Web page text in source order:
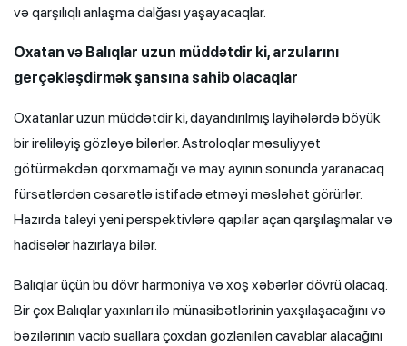
və qarşılıqlı anlaşma dalğası yaşayacaqlar.
Oxatan və Balıqlar uzun müddətdir ki, arzularını
gerçəkləşdirmək şansına sahib olacaqlar
Oxatanlar uzun müddətdir ki, dayandırılmış layihələrdə böyük
bir irəliləyiş gözləyə bilərlər. Astroloqlar məsuliyyət
götürməkdən qorxmamağı və may ayının sonunda yaranacaq
fürsətlərdən cəsarətlə istifadə etməyi məsləhət görürlər.
Hazırda taleyi yeni perspektivlərə qapılar açan qarşılaşmalar və
hadisələr hazırlaya bilər.
Balıqlar üçün bu dövr harmoniya və xoş xəbərlər dövrü olacaq.
Bir çox Balıqlar yaxınları ilə münasibətlərinin yaxşılaşacağını və
bəzilərinin vacib suallara çoxdan gözlənilən cavablar alacağını